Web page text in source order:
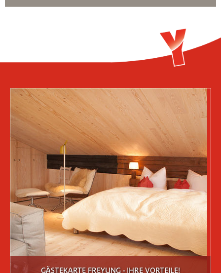
GÄSTEKARTE FREYUNG - IHRE VORTEILE!